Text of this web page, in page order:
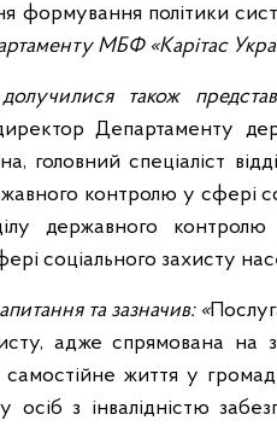
формування політики
МБФ «Карітас
також
Департаменту
головний спеціаліст
контролю у сфері
державного
соціального захисту
та зазначив: «
адже спрямована на
життя у
осіб з інвалідністю